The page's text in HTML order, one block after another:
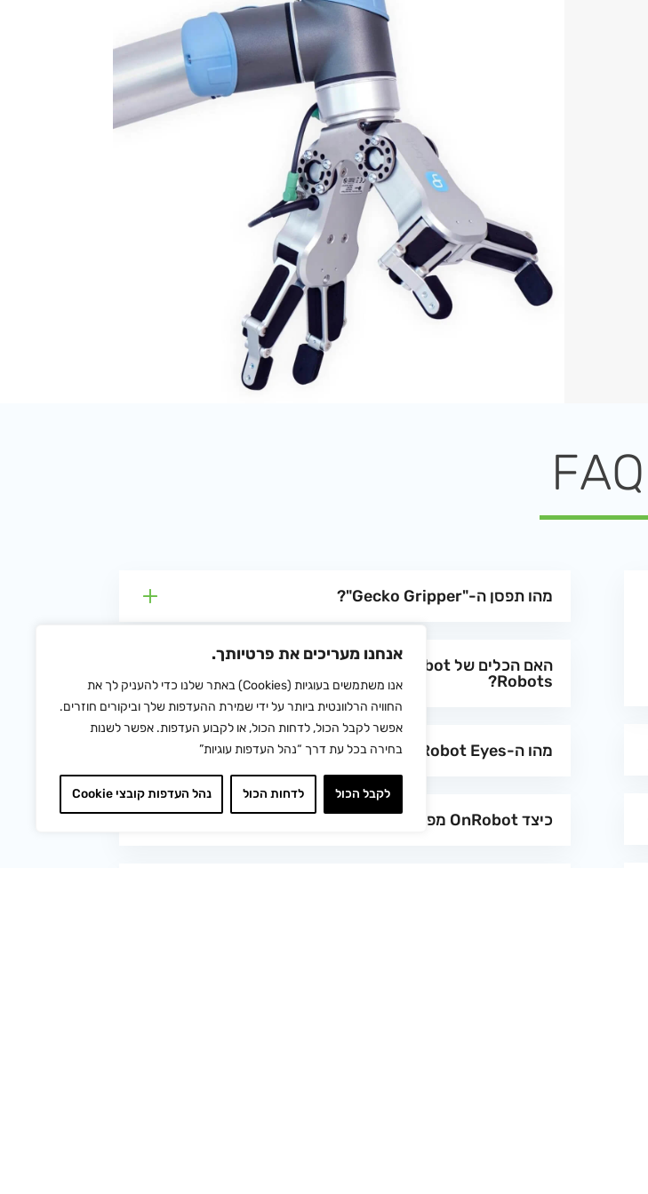
אנחנו מעריכים את פרטיותך.
אנו משתמשים בעוגיות (Cookies) באתר שלנו כדי להעניק לך את
החוויה הרלוונטית ביותר על ידי שמירת ההעדפות שלך וביקורים חוזרים.
אפשר לקבל הכול, לדחות הכול, או לקבוע העדפות. אפשר לשנות
בחירה בכל עת דרך “נהל העדפות עוגיות”
נהל העדפות קובצי Cookie לדחות הכול לקבל הכול
FAQ
מהו תפסן ה-"Gecko Gripper"?
האם הכלים של OnRobot עובדים רק עם Universal
Robots?
מהו ה-OnRobot Eyes?
כיצד OnRobot מפשטת יישומי ליטוש?